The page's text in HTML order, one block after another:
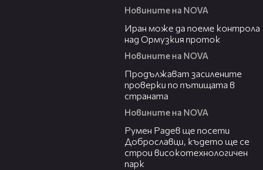
Новините на NOVA
Иран може да поеме контрола
над Ормузкия проток
Новините на NOVA
Продължават засилените
проверки по пътищата в
страната
Новините на NOVA
Румен Радев ще посети
Доброславци, където ще се
строи високотехнологичен
парк